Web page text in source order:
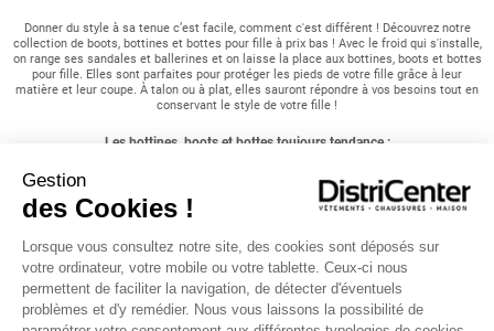
Gestion
des Cookies !
Lorsque vous consultez notre site, des cookies sont déposés sur
votre ordinateur, votre mobile ou votre tablette. Ceux-ci nous
permettent de faciliter la navigation, de détecter d'éventuels
problèmes et d'y remédier. Nous vous laissons la possibilité de
Donner du style à sa tenue c’est facile, comment c'est différent ! Découvrez notre
collection de boots, bottines et bottes pour fille à prix bas ! Avec le froid qui s'installe,
on range ses sandales et ballerines et on laisse la place aux bottines, boots et bottes
pour fille. Elles sont parfaites pour protéger les pieds de votre fille grâce à leur
matière et leur coupe. À talon ou à plat, elles sauront répondre à vos besoins tout en
conservant le style de votre fille !
Les bottines, boots et bottes toujours tendance :
Comment mettre en valeur sa tenue tout en restant au chaud et confortable ? C'est
tout à fait possible grâce à notre collection de bottines, boots et bottes pour fille ! Il
suffit de choisir la bonne paire de chaussures pour votre besoin :
Pour une tenue simple mais chic, une paire de bottes avec une longue robe, fluide ou
près du corps, mettra en valeur votre tenue. Ajoutez à cela un manteau et une
Pour un look décontracté parfait pour une sortie, une paire de bottines avec un jean et